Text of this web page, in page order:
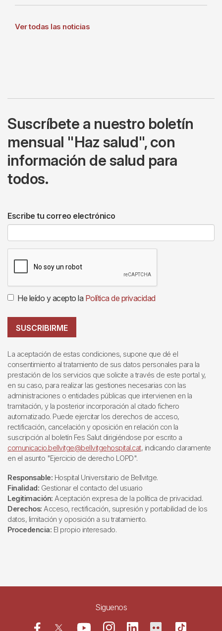
Ver todas las noticias
Suscríbete a nuestro boletín
mensual "Haz salud", con
información de salud para
todos.
Escribe tu correo electrónico
He leído y acepto la Política de privacidad
SUSCRIBIRME
La aceptación de estas condiciones, supone que dé el
consentimiento al tratamiento de sus datos personales para la
prestación de los servicios que solicite a través de este portal y,
en su caso, para realizar las gestiones necesarias con las
administraciones o entidades públicas que intervienen en la
tramitación, y la posterior incorporación al citado fichero
automatizado. Puede ejercitar los derechos de acceso,
rectificación, cancelación y oposición en relación con la
suscripción al boletín Fes Salut dirigiéndose por escrito a
comunicacio.bellvitge@bellvitgehospital.cat, indicando claramente
en el asunto "Ejercicio de derecho LOPD".
Responsable: Hospital Universitario de Bellvitge.
Finalidad: Gestionar el contacto del usuario
Legitimación: Aceptación expresa de la política de privacidad.
Derechos: Acceso, rectificación, supresión y portabilidad de los
datos, limitación y oposición a su tratamiento.
Procedencia: El propio interesado.
Siguenos